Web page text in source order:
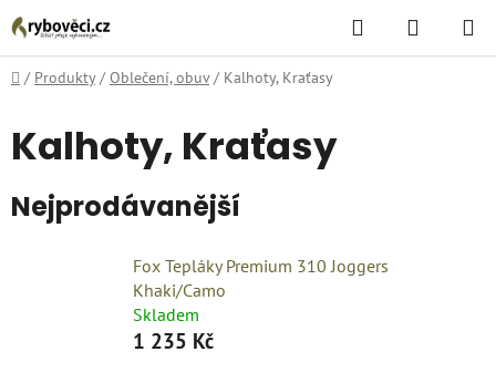
Přejít
na
obsah
Hledat
KOŠÍK
Domů
/ Produkty / Oblečení, obuv / Kalhoty, Kraťasy
Kalhoty, Kraťasy
Nejprodávanější
Fox Tepláky Premium 310 Joggers
Khaki/Camo
Skladem
1 235 Kč